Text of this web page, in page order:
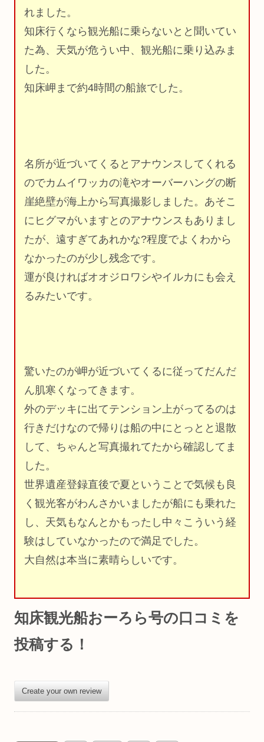
れました。
知床行くなら観光船に乗らないとと聞いてい
た為、天気が危うい中、観光船に乗り込みま
した。
知床岬まで約4時間の船旅でした。
名所が近づいてくるとアナウンスしてくれる
のでカムイワッカの滝やオーバーハングの断
崖絶壁が海上から写真撮影しました。あそこ
にヒグマがいますとのアナウンスもありまし
たが、遠すぎてあれかな?程度でよくわから
なかったのが少し残念です。
運が良ければオオジロワシやイルカにも会え
るみたいです。
驚いたのが岬が近づいてくるに従ってだんだ
ん肌寒くなってきます。
外のデッキに出てテンション上がってるのは
行きだけなので帰りは船の中にとっとと退散
して、ちゃんと写真撮れてたから確認してま
した。
世界遺産登録直後で夏ということで気候も良
く観光客がわんさかいましたが船にも乗れた
し、天気もなんとかもったし中々こういう経
験はしていなかったので満足でした。
大自然は本当に素晴らしいです。
知床観光船おーろら号の口コミを
投稿する！
Create your own review